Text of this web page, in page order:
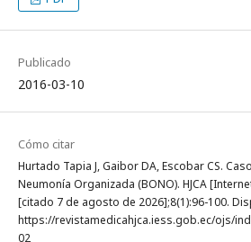
Publicado
2016-03-10
Cómo citar
Hurtado Tapia J, Gaibor DA, Escobar CS.
Neumonía Organizada (BONO). HJCA
[citado 7 de agosto de 2026];8(1):96-100.
https://revistamedicahjca.iess.gob.ec/ojs/
02